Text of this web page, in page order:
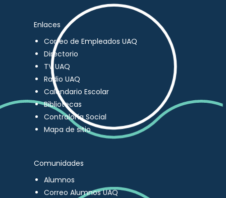
Enlaces
Correo de Empleados UAQ
Directorio
TV UAQ
Radio UAQ
Calendario Escolar
Bibliotecas
Contraloría Social
Mapa de sitio
Comunidades
Alumnos
Correo Alumnos UAQ